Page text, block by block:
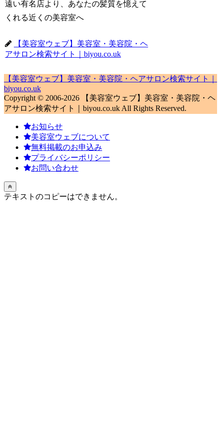
遠い有名店より、あなたの髪質を憶えて
くれる近くの美容室へ
【美容室ウェブ】美容室・美容院・ヘ
アサロン検索サイト｜biyou.co.uk
【美容室ウェブ】美容室・美容院・ヘアサロン検索サイト｜
biyou.co.uk
Copyright © 2006-2026 【美容室ウェブ】美容室・美容院・ヘ
アサロン検索サイト｜biyou.co.uk All Rights Reserved.
お知らせ
美容室ウェブについて
無料掲載のお申込み
プライバシーポリシー
お問い合わせ
テキストのコピーはできません。